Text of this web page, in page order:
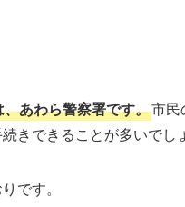
あわら警察署です。市民
きできることが多いでし
です。